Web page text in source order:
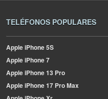
TELÉFONOS POPULARES
AppleiPhone 5S
AppleiPhone 7
AppleiPhone 13 Pro
AppleiPhone 17 Pro Max